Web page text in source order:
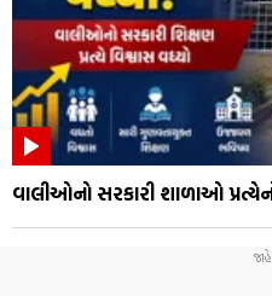
વાલીઓનો સરકારી શાળાઓ